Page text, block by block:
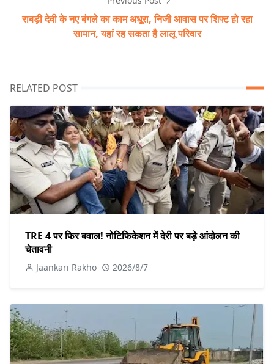
राबड़ी देवी के नए बंगले का काम अधूरा, निजी आवास पर शिफ्ट हो रहा
सामान, यहां रह सकता है लालू परिवार
RELATED POST
TRE 4 पर फिर बवाल! नोटिफिकेशन में देरी पर बड़े आंदोलन की
चेतावनी
Jaankari Rakho 2026/8/7